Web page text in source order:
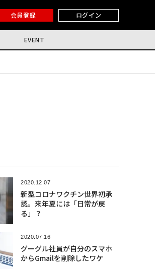
会員登録 ログイン
EVENT
2020.12.07
新型コロナワクチン世界初承
認。来年夏には「日常が戻
る」？
2020.07.16
グーグル社員が自分のスマホ
からGmailを削除したワケ